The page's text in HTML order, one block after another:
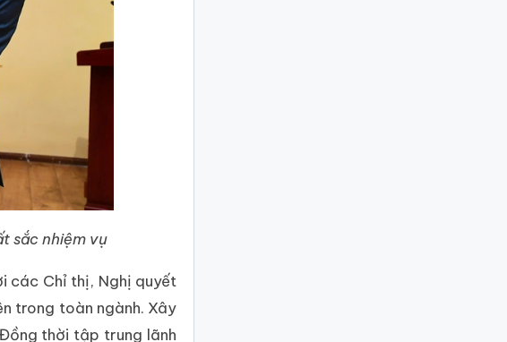
sắc nhiệm vụ
các Chỉ thị, Nghị quyết
trong toàn ngành. Xây
thời tập trung lãnh